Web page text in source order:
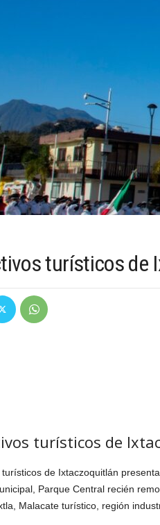
turísticos de
turísticos de
de Ixtaczoquitlán
Parque Central recién
Malacate turístico, región